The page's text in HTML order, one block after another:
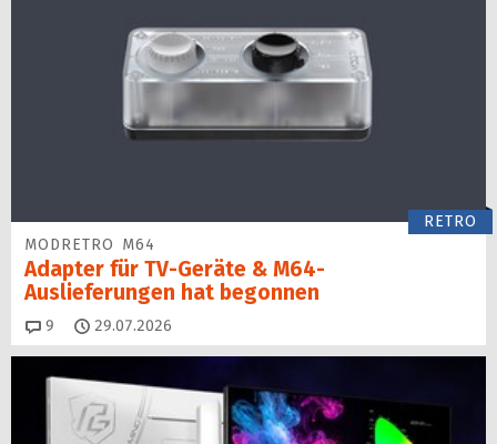
RETRO
MODRETRO M64
Adapter für TV-Geräte & M64-
Auslieferungen hat begon­nen
9 Kommentare
29.07.2026